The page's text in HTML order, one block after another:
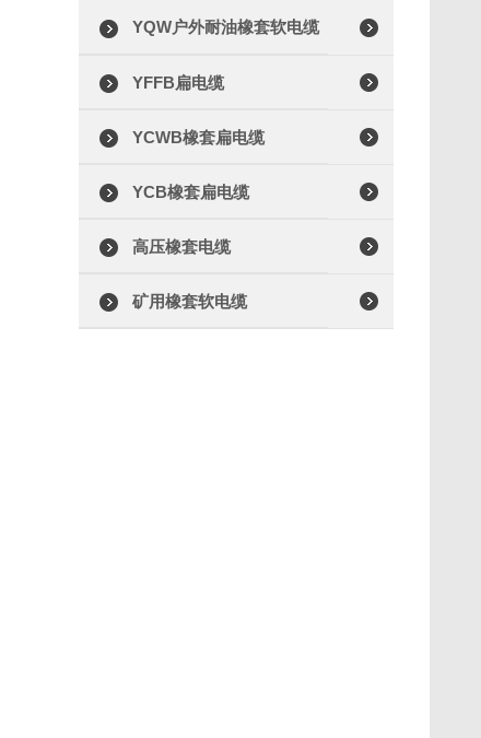
YQW户外耐油橡套软电缆
YFFB扁电缆
YCWB橡套扁电缆
YCB橡套扁电缆
高压橡套电缆
矿用橡套软电缆